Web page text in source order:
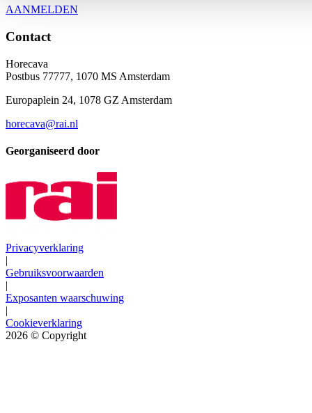
AANMELDEN
Contact
Horecava
Postbus 77777, 1070 MS Amsterdam
Europaplein 24, 1078 GZ Amsterdam
horecava@rai.nl
Georganiseerd door
Privacyverklaring
|
Gebruiksvoorwaarden
|
Exposanten waarschuwing
|
Cookieverklaring
2026 © Copyright